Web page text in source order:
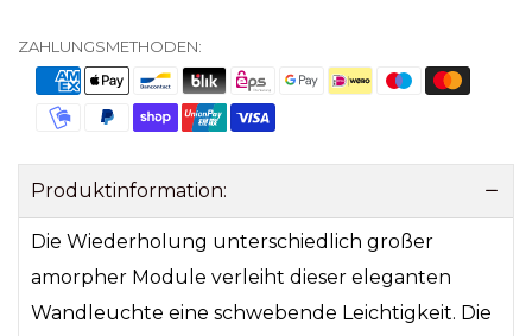
ZAHLUNGSMETHODEN:
Produktinformation:
Die Wiederholung unterschiedlich großer
amorpher Module verleiht dieser eleganten
Wandleuchte eine schwebende Leichtigkeit. Die